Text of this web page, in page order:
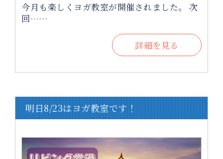
今月も楽しくヨガ教室が開催されました。 次
回……
詳細を見る
明日8/23はヨガ教室です！